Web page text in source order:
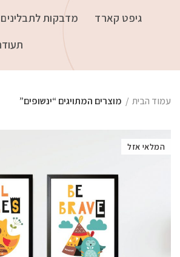
גיפט קארד מדבקות לתבלינים
עמוד הבית מוצרים המתויגים “ינשופים”
המלאי אזל